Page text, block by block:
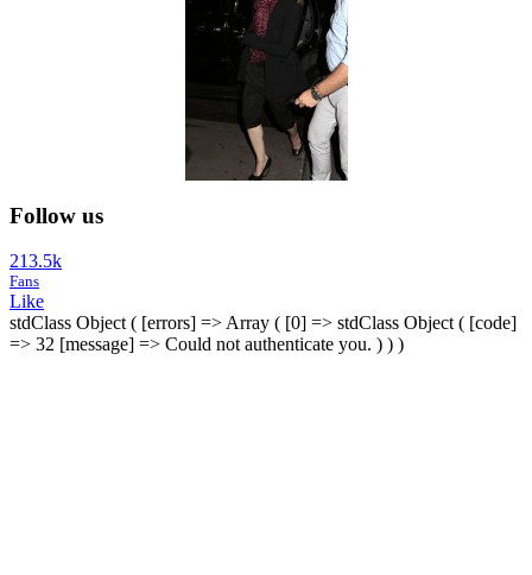
Follow us
213.5k
Fans
Like
stdClass Object ( [errors] => Array ( [0] => stdClass Object ( [code]
=> 32 [message] => Could not authenticate you. ) ) )